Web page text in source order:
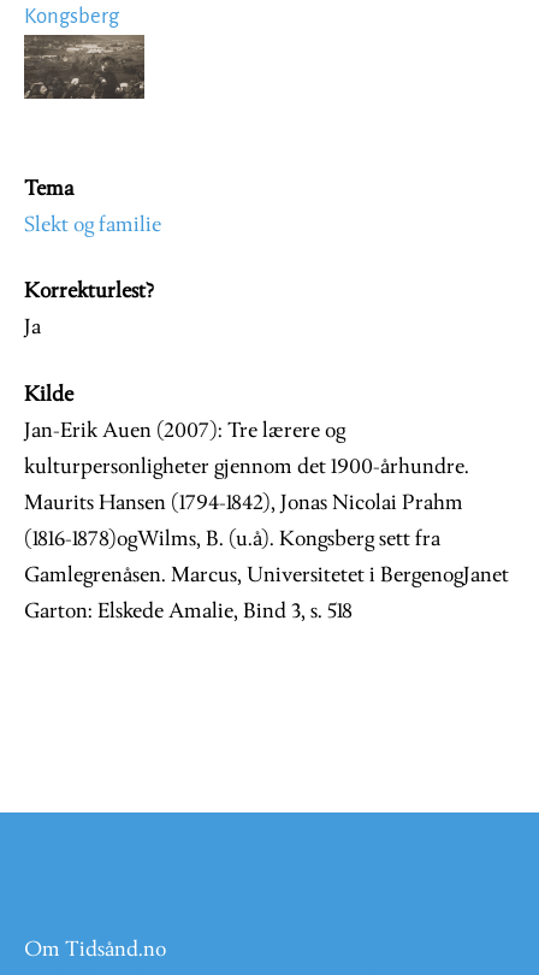
Kongsberg
Image
Tema
Slekt og familie
Korrekturlest?
Ja
Kilde
Jan-Erik Auen (2007): Tre lærere og
kulturpersonligheter gjennom det 1900-århundre.
Maurits Hansen (1794-1842), Jonas Nicolai Prahm
(1816-1878)ogWilms, B. (u.å). Kongsberg sett fra
Gamlegrenåsen. Marcus, Universitetet i BergenogJanet
Garton: Elskede Amalie, Bind 3, s. 518
Om Tidsånd.no